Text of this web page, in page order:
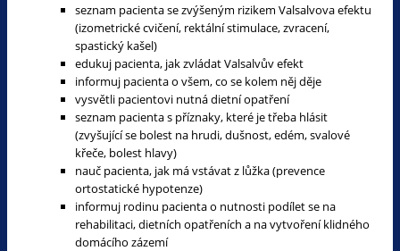
seznam pacienta se zvýšeným rizikem Valsalvova efektu
(izometrické cvičení, rektální stimulace, zvracení,
spastický kašel)
edukuj pacienta, jak zvládat Valsalvův efekt
informuj pacienta o všem, co se kolem něj děje
vysvětli pacientovi nutná dietní opatření
seznam pacienta s příznaky, které je třeba hlásit
(zvyšující se bolest na hrudi, dušnost, edém, svalové
křeče, bolest hlavy)
nauč pacienta, jak má vstávat z lůžka (prevence
ortostatické hypotenze)
informuj rodinu pacienta o nutnosti podílet se na
rehabilitaci, dietních opatřeních a na vytvoření klidného
domácího zázemí